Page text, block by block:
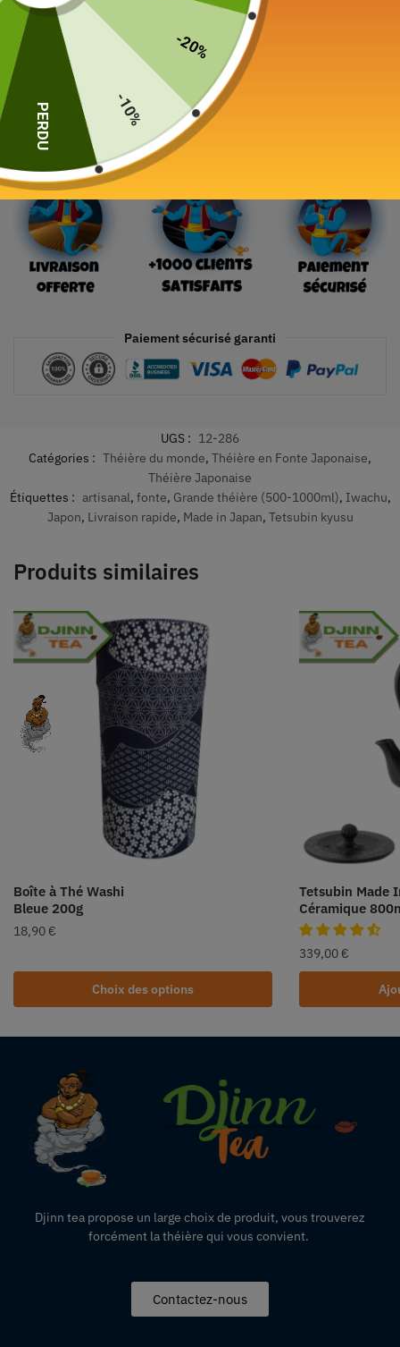
139,00
19 en stock
Ajouter au panier
Paiement sécurisé garanti
UGS : 12-286
Catégories : Théière du monde, Théière en Fonte Japonaise,
Théière Japonaise
Étiquettes : artisanal, fonte, Grande théière (500-1000ml), Iwachu,
Japon, Livraison rapide, Made in Japan, Tetsubin kyusu
Produits similaires
Boîte à Thé Washi
Bleue 200g
18,90 €
Choix des options
Tetsubin Made
Céramique
339,00 €
Djinn tea propose un large choix de produit, vous trouverez
forcément la théière qui vous convient.
Contactez-nous
-20%
-10%
PERDU